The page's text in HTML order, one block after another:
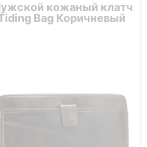
кожаный клатч
Bag Коричневый